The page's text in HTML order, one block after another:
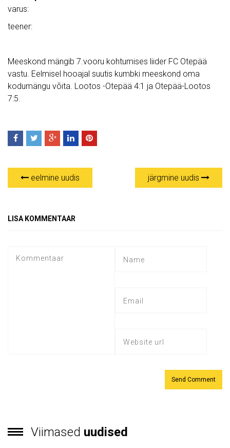
varus:
teener:
Meeskond mängib 7.vooru kohtumises liider FC Otepää
vastu. Eelmisel hooajal suutis kumbki meeskond oma
kodumängu võita. Lootos -Otepää 4:1 ja Otepää-Lootos
7:5.
eelmine uudis järgmine uudis
LISA KOMMENTAAR
Viimased uudised